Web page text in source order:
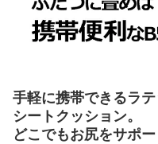
手軽に携帯できるラ
シートクッション。
どこでもお尻をサポー